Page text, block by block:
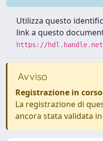
Utilizza questo
link a questo
https://hdl.handle.net/
Avviso
Registrazione in
La registrazione di
ancora stata validata in